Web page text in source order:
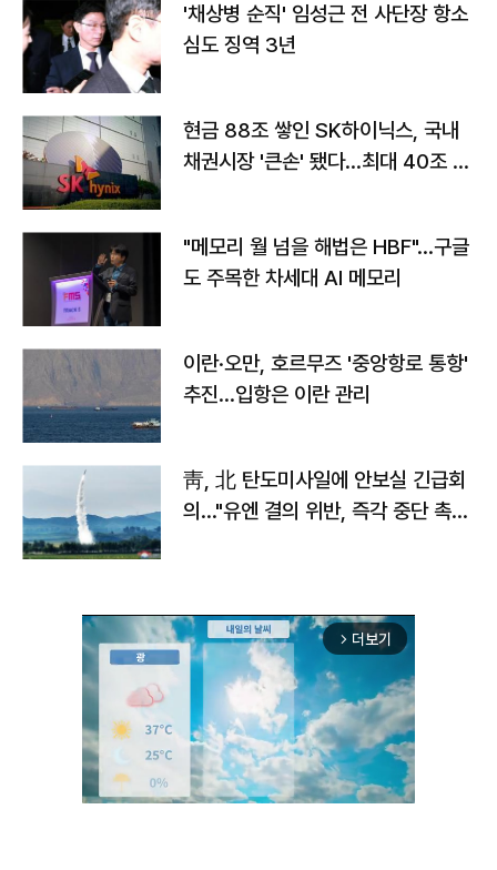
'채상병 순직' 임성근 전 사단장 항소
심도 징역 3년
현금 88조 쌓인 SK하이닉스, 국내
채권시장 '큰손' 됐다…최대 40조 투
"메모리 월 넘을 해법은 HBF"…구글
도 주목한 차세대 AI 메모리
이란·오만, 호르무즈 '중앙항로 통항'
추진…입항은 이란 관리
靑, 北 탄도미사일에 안보실 긴급회
의…"유엔 결의 위반, 즉각 중단 촉
arrow_forward_ios 더보기